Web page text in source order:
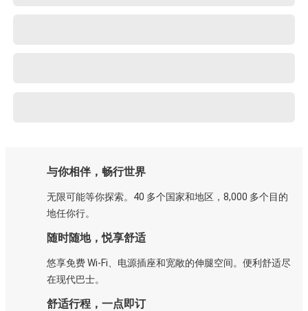
与你相伴，畅行世界
无限可能等你探索。40 多个国家和地区，8,000 多个目的
地任你行。
随时随地，悦享舒适
悠享免费 Wi-Fi、电源插座和宽敞的伸腿空间。便利舒适尽
在现代巴士。
舒适行程，一点即订